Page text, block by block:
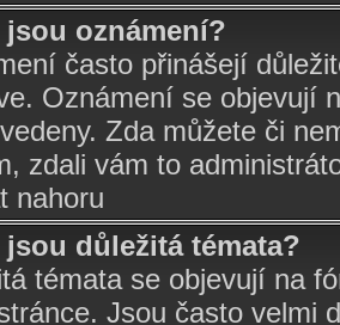
jsou oznámení?
často přinášejí
Oznámení se objevují
Zda můžete či
zdali vám to
nahoru
jsou důležitá témata?
témata se objevují na
Jsou často velmi